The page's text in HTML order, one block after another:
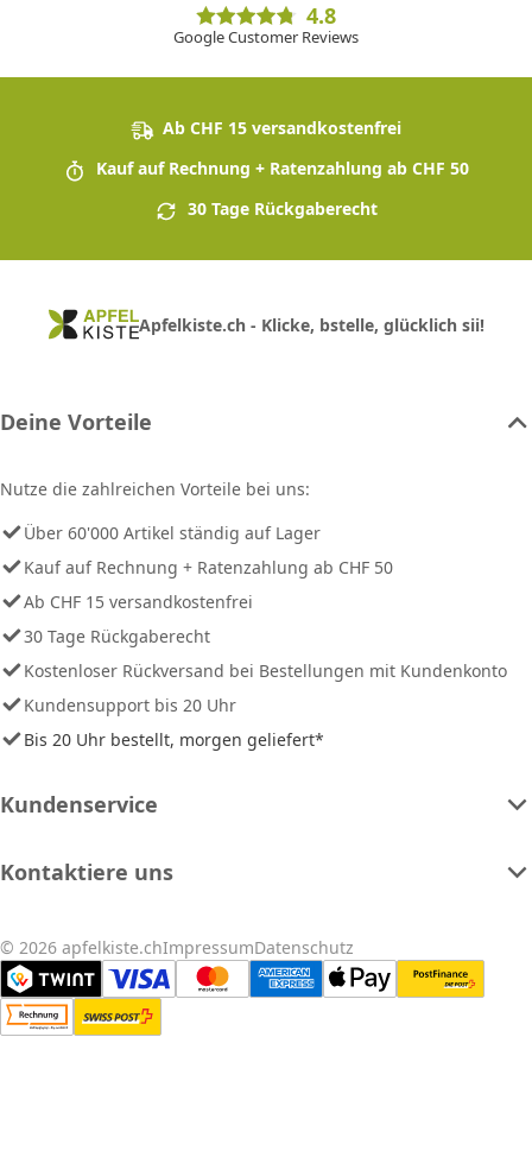
4.8
Google Customer Reviews
Ab CHF 15 versandkostenfrei
Kauf auf Rechnung + Ratenzahlung ab CHF 50
30 Tage Rückgaberecht
Apfelkiste.ch - Klicke, bstelle, glücklich sii!
Deine Vorteile
Nutze die zahlreichen Vorteile bei uns:
Über 60'000 Artikel ständig auf Lager
Kauf auf Rechnung + Ratenzahlung ab CHF 50
Ab CHF 15 versandkostenfrei
30 Tage Rückgaberecht
Kostenloser Rückversand bei Bestellungen mit Kundenkonto
Kundensupport bis 20 Uhr
Bis 20 Uhr bestellt, morgen geliefert*
Kundenservice
Kontaktiere uns
© 2026 apfelkiste.chImpressumDatenschutz